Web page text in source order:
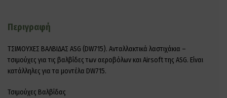
Περιγραφή
ΤΣΙΜΟΥΧΕΣ ΒΑΛΒΙΔΑΣ ASG (DW715). Ανταλλακτικά λαστιχάκια –
τσιμούχες για τις βαλβίδες των αεροβόλων και Airsoft της ASG. Είναι
κατάλληλες για τα μοντέλα DW715.
Τσιμούχες Βαλβίδας